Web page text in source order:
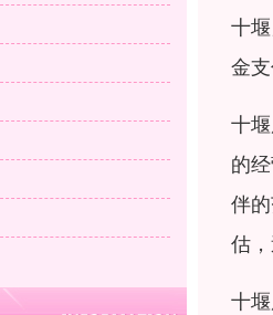
十
金
十
的
伴
估
十